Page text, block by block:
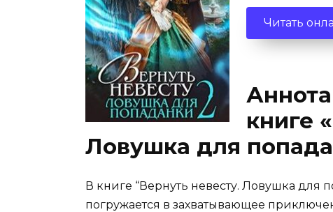
Читать
книге
Ловушка для
В книге “Вернуть невесту. Ловушка для
погружается в захватывающее